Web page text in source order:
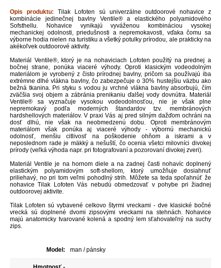
Opis produktu:
Tilak Lofoten sú univerzálne outdoorové nohavice z
kombinácie jedinečnej bavlny Ventile® a elastického polyamidového
Sofsthellu. Nohavice vynikajú vyváženou kombináciou vysokej
mechanickej odolnosti, priedušnosti a nepremokavosti, vďaka čomu sa
výborne hodia nielen na turistiku a všetký potulky prírodou, ale prakticky na
akékoľvek outdoorové aktivity.
Materiál Ventile®, ktorý je na nohaviciach Lofoten použitý na prednej a
bočnej strane, ponúka viaceré výhody. Oproti klasickým vodeodolným
materiálom je vyrobený z čisto prírodnej bavlny, pričom sa používajú iba
extrémne dlhé vlákna bavlny, čo zabezpečuje o 30% hustejšiu väzbu ako
bežná tkanina. Pri styku s vodou ju vrchné vlákna bavlny absorbujú, čím
zväčšia svoj objem a zábránia prenikaniu ďalšej vody dovnútra. Materiál
Ventile® sa vyznačuje vysokou vodeodolnosťou, nie je však plne
nepremokavý podľa moderných štandardov tzv. membránových
hardshellových materiálov. V praxi Vás aj pred silným dažďom ochráni na
dosť dlhú, nie však na neobmedzenú dobu. Oproti membránovým
materiálom však ponúka aj viaceré výhody - výbornú mechanickú
odolnosť, menšiu citlivosť na poškodenie ohňom a iskrami a v
neposlednom rade je mäkký a nešuští, čo ocenia všetci milovníci divokej
prírody (veľká výhoda napr. pri fotografovaní a pozorovaní divokej zveri).
Materiál Ventile je na hornom diele a na zadnej časti nohavíc doplnený
elastickým polyamidovým soft-shellom, ktorý umožňuje dosiahnuť
priliehavý, no pri tom veľmi pohodlný strih. Môžete sa teda spoľahnúť že
nohavice Tilak Lofoten Vás nebudú obmedzovať v pohybe pri žiadnej
outdoorovej aktivite.
Tilak Lofoten sú vybavené celkovo štyrmi vreckami - dve klasické bočné
vrecká sú doplnené dvomi zipsovými vreckami na stehnách. Nohavice
majú anatomicky tvarované kolená a spodný lem sťahovateľný na suchy
zips.
Model: man / pánsky